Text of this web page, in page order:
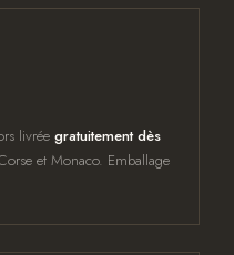
livréegratuitement dès
et Monaco. Emballage